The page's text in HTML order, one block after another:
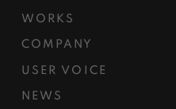
WORKS
COMPANY
USER VOICE
NEWS